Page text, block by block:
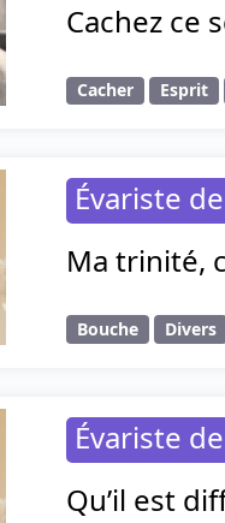
Cachez ce
Cacher Esprit
Évariste
Ma trinité,
Bouche Divers
Évariste
Qu’il est